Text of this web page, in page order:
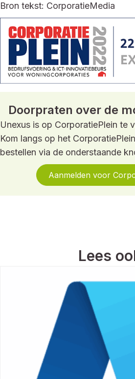
Bron tekst: CorporatieMedia
Doorpraten over de
Unexus is op CorporatiePlein te
Kom langs op het
bestellen via de onderstaande
Aanmelden voor
Lees